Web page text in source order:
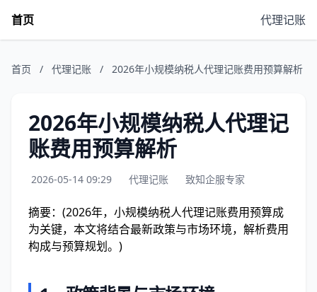
首页 代理记账
首页 / 代理记账 / 2026年小规模纳税人代理记账费用预算解析
2026年小规模纳税人代理记
账费用预算解析
2026-05-14 09:29 代理记账 致知企服专家
摘要：(2026年，小规模纳税人代理记账费用预算成
为关键，本文将结合最新政策与市场环境，解析费用
构成与预算规划。)